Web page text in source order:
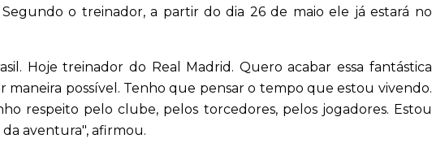
o treinador, a partir do dia 26 de maio ele já estará no
Hoje treinador do Real Madrid. Quero acabar essa fantástica
possível. Tenho que pensar o tempo que estou vivendo.
respeito pelo clube, pelos torcedores, pelos jogadores. Estou
aventura", afirmou.